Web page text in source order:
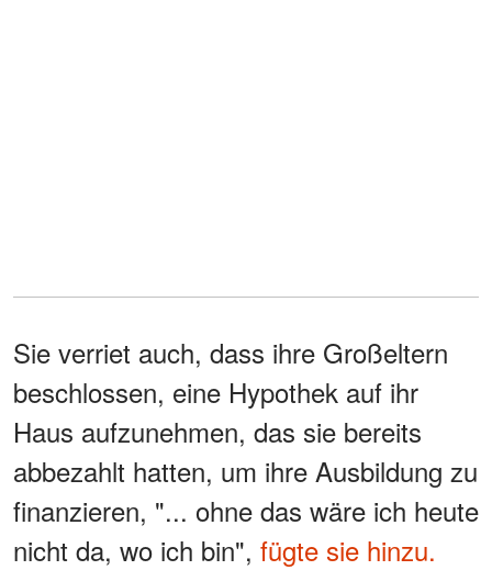
Sie verriet auch, dass ihre Großeltern
beschlossen, eine Hypothek auf ihr
Haus aufzunehmen, das sie bereits
abbezahlt hatten, um ihre Ausbildung zu
finanzieren, "... ohne das wäre ich heute
nicht da, wo ich bin", fügte sie hinzu.